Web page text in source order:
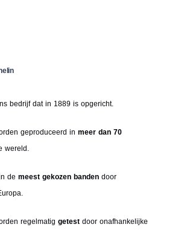
bedrijf dat in 1889 is opgericht.
geproduceerd in meer dan 70
wereld.
de meest gekozen banden door
regelmatig getest door onafhankelijke